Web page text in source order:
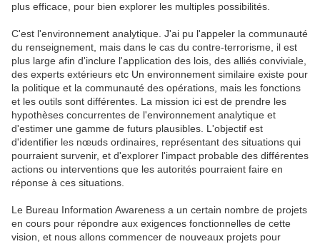
plus efficace, pour bien explorer les multiples possibilités.
C'est l'environnement analytique. J'ai pu l'appeler la communauté
du renseignement, mais dans le cas du contre-terrorisme, il est
plus large afin d'inclure l'application des lois, des alliés conviviale,
des experts extérieurs etc Un environnement similaire existe pour
la politique et la communauté des opérations, mais les fonctions
et les outils sont différentes. La mission ici est de prendre les
hypothèses concurrentes de l'environnement analytique et
d'estimer une gamme de futurs plausibles. L'objectif est
d'identifier les nœuds ordinaires, représentant des situations qui
pourraient survenir, et d'explorer l'impact probable des différentes
actions ou interventions que les autorités pourraient faire en
réponse à ces situations.
Le Bureau Information Awareness a un certain nombre de projets
en cours pour répondre aux exigences fonctionnelles de cette
vision, et nous allons commencer de nouveaux projets pour